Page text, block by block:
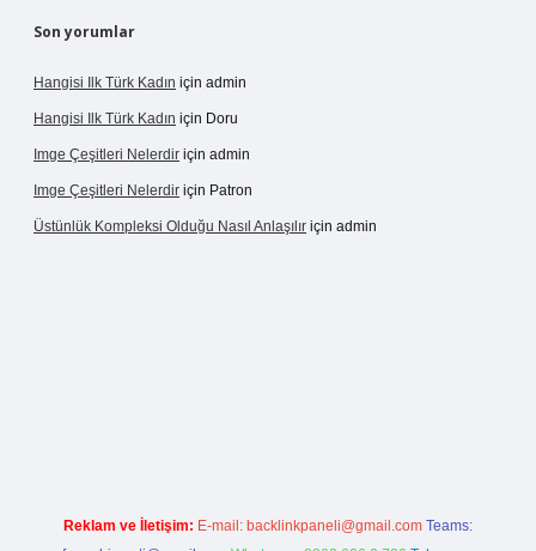
Son yorumlar
Hangisi Ilk Türk Kadın için admin
Hangisi Ilk Türk Kadın için Doru
Imge Çeşitleri Nelerdir için admin
Imge Çeşitleri Nelerdir için Patron
Üstünlük Kompleksi Olduğu Nasıl Anlaşılır için admin
Reklam ve İletişim: E-mail: backlinkpaneli@gmail.com Teams: